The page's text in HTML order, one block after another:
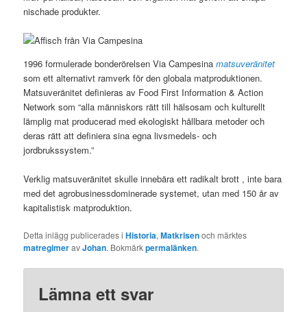
nischade produkter.
1996 formulerade bonderörelsen Via Campesinamatsuveränitet
som ett alternativt ramverk för den globala matproduktionen.
Matsuveränitet definieras av Food First Information & Action
Network som “alla människors rätt till hälsosam och kulturellt
lämplig mat producerad med ekologiskt hållbara metoder och
deras rätt att definiera sina egna livsmedels- och
jordbrukssystem.”
Verklig matsuveränitet skulle innebära ett radikalt brott , inte bara
med det agrobusinessdominerade systemet, utan med 150 år av
kapitalistisk matproduktion.
Detta inlägg publicerades iHistoria,Matkrisenoch märktes
matregimeravJohan. Bokmärkpermalänken.
Lämna ett svar